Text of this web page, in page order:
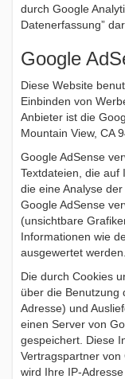
durch Google
Datenerfassung”
Google
Diese Website
Einbinden von
Anbieter ist die
Mountain View, CA
Google AdSense
Textdateien, die auf
die eine Analyse
Google AdSense
(unsichtbare
Informationen wie
ausgewertet werden.
Die durch Cookies
über die Benutzung
Adresse) und
einen Server von
gespeichert. Diese
Vertragspartner
wird Ihre IP-